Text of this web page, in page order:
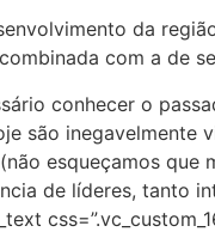
da
com a de
conhecer o
são inegavelmente
esqueçamos
de líderes, tanto